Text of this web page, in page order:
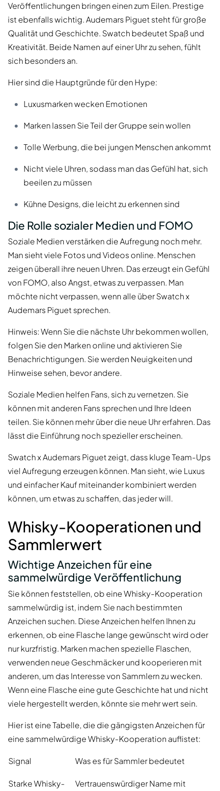
Veröffentlichungen bringen einen zum Eilen. Prestige
ist ebenfalls wichtig. Audemars Piguet steht für große
Qualität und Geschichte. Swatch bedeutet Spaß und
Kreativität. Beide Namen auf einer Uhr zu sehen, fühlt
sich besonders an.
Hier sind die Hauptgründe für den Hype:
Luxusmarken wecken Emotionen
Marken lassen Sie Teil der Gruppe sein wollen
Tolle Werbung, die bei jungen Menschen ankommt
Nicht viele Uhren, sodass man das Gefühl hat, sich
beeilen zu müssen
Kühne Designs, die leicht zu erkennen sind
Die Rolle sozialer Medien und FOMO
Soziale Medien verstärken die Aufregung noch mehr.
Man sieht viele Fotos und Videos online. Menschen
zeigen überall ihre neuen Uhren. Das erzeugt ein Gefühl
von FOMO, also Angst, etwas zu verpassen. Man
möchte nicht verpassen, wenn alle über Swatch x
Audemars Piguet sprechen.
Hinweis: Wenn Sie die nächste Uhr bekommen wollen,
folgen Sie den Marken online und aktivieren Sie
Benachrichtigungen. Sie werden Neuigkeiten und
Hinweise sehen, bevor andere.
Soziale Medien helfen Fans, sich zu vernetzen. Sie
können mit anderen Fans sprechen und Ihre Ideen
teilen. Sie können mehr über die neue Uhr erfahren. Das
lässt die Einführung noch spezieller erscheinen.
Swatch x Audemars Piguet zeigt, dass kluge Team-Ups
viel Aufregung erzeugen können. Man sieht, wie Luxus
und einfacher Kauf miteinander kombiniert werden
können, um etwas zu schaffen, das jeder will.
Whisky-Kooperationen und
Sammlerwert
Wichtige Anzeichen für eine
sammelwürdige Veröffentlichung
Sie können feststellen, ob eine Whisky-Kooperation
sammelwürdig ist, indem Sie nach bestimmten
Anzeichen suchen. Diese Anzeichen helfen Ihnen zu
erkennen, ob eine Flasche lange gewünscht wird oder
nur kurzfristig. Marken machen spezielle Flaschen,
verwenden neue Geschmäcker und kooperieren mit
anderen, um das Interesse von Sammlern zu wecken.
Wenn eine Flasche eine gute Geschichte hat und nicht
viele hergestellt werden, könnte sie mehr wert sein.
Hier ist eine Tabelle, die die gängigsten Anzeichen für
eine sammelwürdige Whisky-Kooperation auflistet:
Signal Was es für Sammler bedeutet
Starke Whisky-
Vertrauenswürdiger Name mit